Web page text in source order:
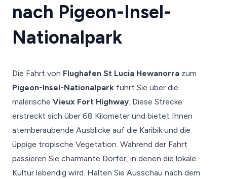
nach Pigeon-Insel-
Nationalpark
Die Fahrt von Flughafen St Lucia Hewanorra zum
Pigeon-Insel-Nationalpark führt Sie über die
malerische Vieux Fort Highway. Diese Strecke
erstreckt sich über 68 Kilometer und bietet Ihnen
atemberaubende Ausblicke auf die Karibik und die
üppige tropische Vegetation. Während der Fahrt
passieren Sie charmante Dörfer, in denen die lokale
Kultur lebendig wird. Halten Sie Ausschau nach dem